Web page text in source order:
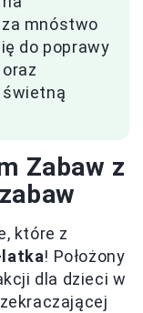
mnóstwo
do poprawy
świetną
Zabaw z
które z
! Położony
dla dzieci w